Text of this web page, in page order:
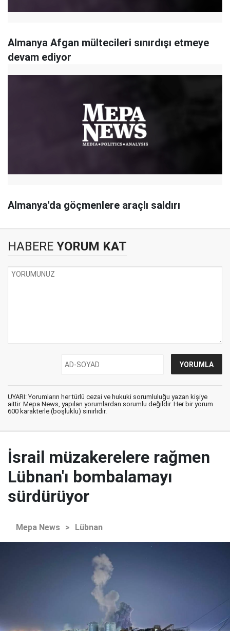
Almanya Afgan mültecileri sınırdışı etmeye
devam ediyor
Almanya'da göçmenlere araçlı saldırı
HABERE YORUM KAT
UYARI: Yorumların her türlü cezai ve hukuki sorumluluğu yazan kişiye
aittir. Mepa News, yapılan yorumlardan sorumlu değildir. Her bir yorum
600 karakterle (boşluklu) sınırlıdır.
İsrail müzakerelere rağmen
Lübnan'ı bombalamayı
sürdürüyor
Mepa News > Lübnan